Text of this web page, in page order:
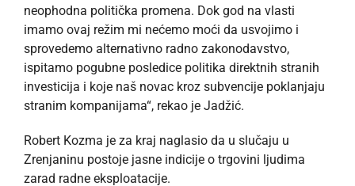
neophodna politička promena. Dok god na vlasti
imamo ovaj režim mi nećemo moći da usvojimo i
sprovedemo alternativno radno zakonodavstvo,
ispitamo pogubne posledice politika direktnih stranih
investicija i koje naš novac kroz subvencije poklanjaju
stranim kompanijama“, rekao je Jadžić.
Robert Kozma je za kraj naglasio da u slučaju u
Zrenjaninu postoje jasne indicije o trgovini ljudima
zarad radne eksploatacije.